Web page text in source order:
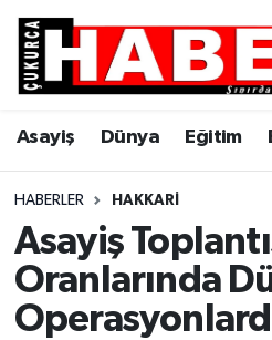
Asayiş Dünya Eğitim
HABERLER HAKKARI
Asayiş
Oranlarında
Asayiş
Dünya
Eğitim
Ekonomi
Genel
Hava Durumu
Trafik Durumu
Süper Lig Puan Durumu
Tüm Manşetler
Son Dakika Haberleri